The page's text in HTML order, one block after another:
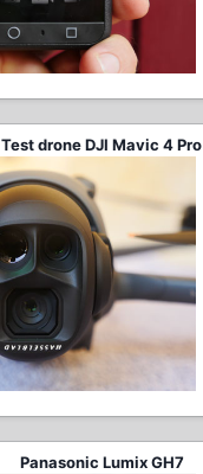
Test drone DJI Mavic 4 Pro
Panasonic Lumix GH7